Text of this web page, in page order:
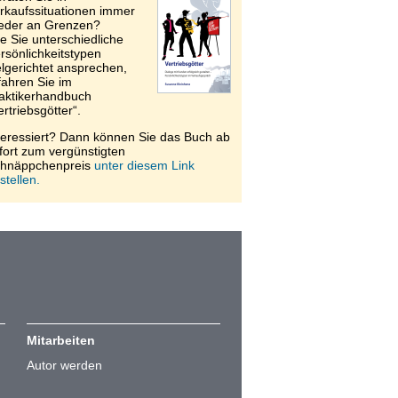
immer
an Grenzen?
Sie unterschiedliche
ansprechen,
Sie im
Dann können Sie das Buch ab
zum vergünstigten
unter diesem Link
Mitarbeiten
Autor werden